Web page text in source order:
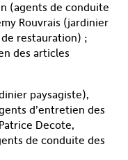
(agents de conduite
Rouvrais (jardinier
restauration) ;
des articles
paysagiste),
d’entretien des
Decote,
de conduite des